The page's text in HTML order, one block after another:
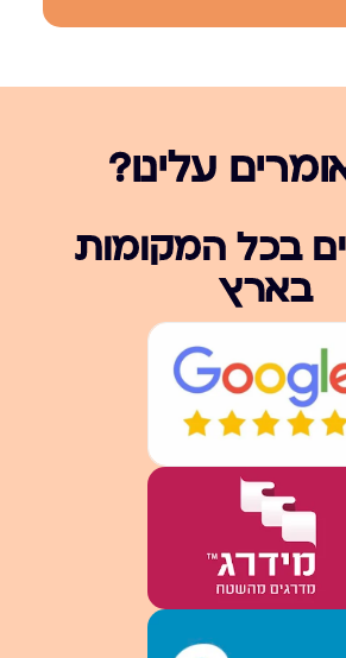
עלינו?
בכל המקומות
בארץ